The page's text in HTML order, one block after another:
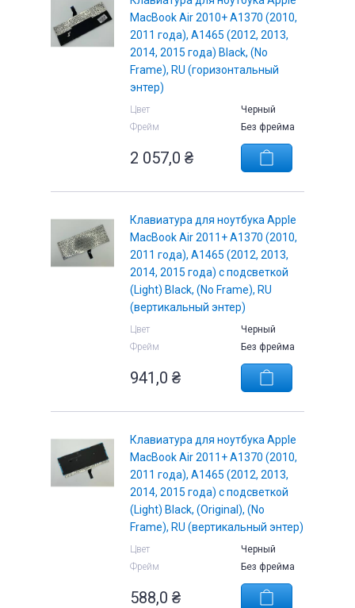
MacBook Air 2010+ A1370 (2010,
2011 года), A1465 (2012, 2013,
2014, 2015 года) Black, (No
Frame), RU (горизонтальный
энтер)
Цвет
Черный
Фрейм
Без фрейма
2 057,0 ₴
Клавиатура для ноутбука Apple
MacBook Air 2011+ A1370 (2010,
2011 года), A1465 (2012, 2013,
2014, 2015 года) с подсветкой
(Light) Black, (No Frame), RU
(вертикальный энтер)
Цвет
Черный
Фрейм
Без фрейма
941,0 ₴
Клавиатура для ноутбука Apple
MacBook Air 2011+ A1370 (2010,
2011 года), A1465 (2012, 2013,
2014, 2015 года) с подсветкой
(Light) Black, (Original), (No
Frame), RU (вертикальный энтер)
Цвет
Черный
Фрейм
Без фрейма
588,0 ₴